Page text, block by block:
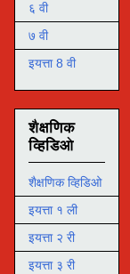
६ वी
७ वी
इयत्ता 8 वी
शैक्षणिक
व्हिडिओ
शैक्षणिक व्हिडिओ
इयत्ता १ ली
इयत्ता २ री
इयत्ता ३ री